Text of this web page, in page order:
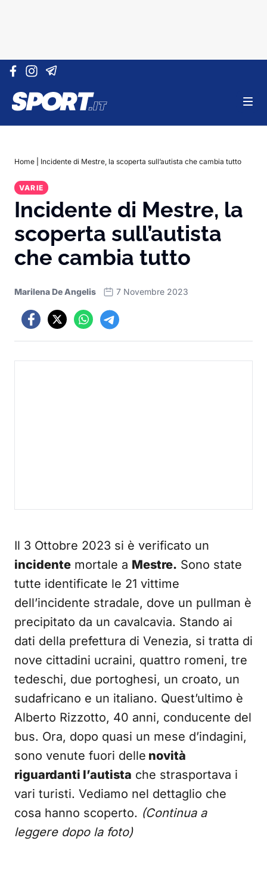
Vai al contenuto
Home Incidente di Mestre, la scoperta sull’autista che cambia tutto
VARIE
Incidente di Mestre, la
scoperta sull’autista
che cambia tutto
Marilena De Angelis 7 Novembre 2023
Il 3 Ottobre 2023 si è verificato un
incidente mortale a Mestre. Sono state
tutte identificate le 21 vittime
dell’incidente stradale, dove un pullman è
precipitato da un cavalcavia. Stando ai
dati della prefettura di Venezia, si tratta di
nove cittadini ucraini, quattro romeni, tre
tedeschi, due portoghesi, un croato, un
sudafricano e un italiano. Quest’ultimo è
Alberto Rizzotto, 40 anni, conducente del
bus. Ora, dopo quasi un mese d’indagini,
sono venute fuori delle novità
riguardanti l’autista che strasportava i
vari turisti. Vediamo nel dettaglio che
cosa hanno scoperto. (Continua a
leggere dopo la foto)